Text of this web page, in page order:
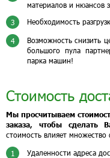
материалов и нюансов
3 Необходимость
4
Возможность снизить
большого пула
парка машин!
Стоимость
Мы просчитываем
заказа, чтобы сделать
стоимость влияет множество
1 Удаленности адреса